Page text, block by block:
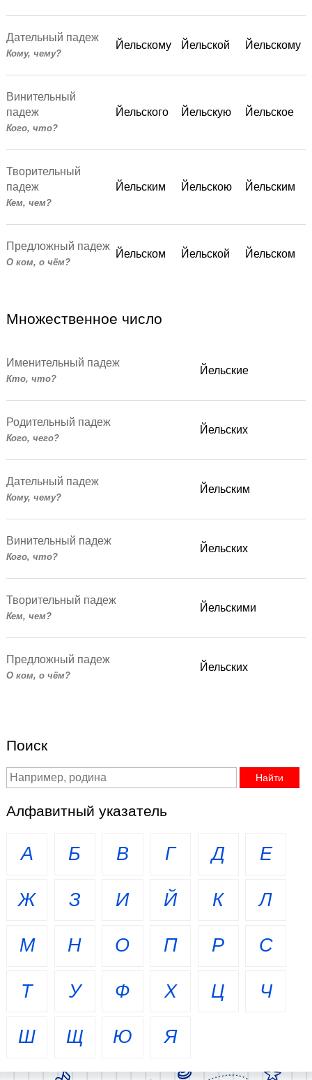
Дательный падеж
Кому, чему?
Йельскому Йельской Йельскому
Винительный
падеж
Кого, что?
Йельского Йельскую Йельское
Творительный
падеж
Кем, чем?
Йельским Йельскою Йельским
Предложный падеж
О ком, о чём?
Йельском Йельской Йельском
Множественное число
Именительный падеж
Кто, что?
Йельские
Родительный падеж
Кого, чего?
Йельских
Дательный падеж
Кому, чему?
Йельским
Винительный падеж
Кого, что?
Йельских
Творительный падеж
Кем, чем?
Йельскими
Предложный падеж
О ком, о чём?
Йельских
Поиск
Алфавитный указатель
А Б В Г Д Е
Ж З И Й К Л
М Н О П Р С
Т У Ф Х Ц Ч
Ш Щ Ю Я